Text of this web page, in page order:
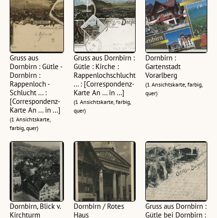
Gruss aus
Dornbirn : Gütle -
Dornbirn :
Rappenloch -
Schlucht ... :
[Correspondenz-
Karte An ... in ...]
(1 Ansichtskarte,
farbig, quer)
Gruss aus Dornbirn :
Gütle : Kirche :
Rappenlochschlucht
... : [Correspondenz-
Karte An ... in ...]
(1 Ansichtskarte, farbig,
quer)
Dornbirn :
Gartenstadt
Vorarlberg
(1 Ansichtskarte, farbig,
quer)
Dornbirn, Blick v.
Kirchturm
Dornbirn / Rotes
Haus
Gruss aus Dornbirn :
Gütle bei Dornbirn :